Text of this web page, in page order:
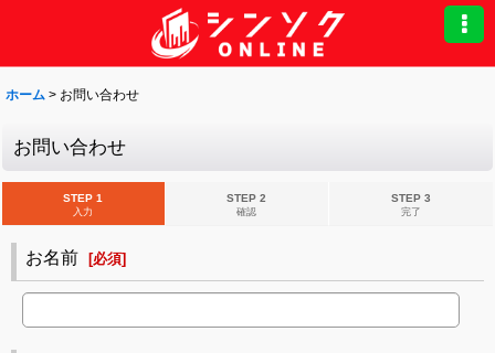
ホーム > お問い合わせ
お問い合わせ
STEP 1
入力
STEP 2
確認
STEP 3
完了
お名前 [必須]